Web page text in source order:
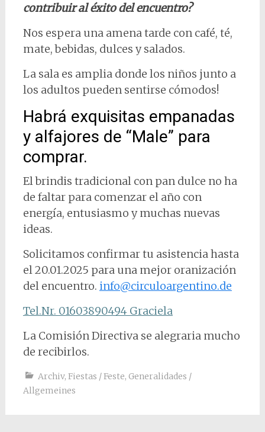
contribuir al éxito del encuentro?
Nos espera una amena tarde con café, té,
mate, bebidas, dulces y salados.
La sala es amplia donde los niños junto a
los adultos pueden sentirse cómodos!
Habrá exquisitas empanadas
y alfajores de “Male” para
comprar.
El brindis tradicional con pan dulce no ha
de faltar para comenzar el año con
energía, entusiasmo y muchas nuevas
ideas.
Solicitamos confirmar tu asistencia hasta
el 20.01.2025 para una mejor oranización
del encuentro. info@circuloargentino.de
Tel.Nr. 01603890494 Graciela
La Comisión Directiva se alegraria mucho
de recibirlos.
Archiv, Fiestas / Feste, Generalidades /
Allgemeines